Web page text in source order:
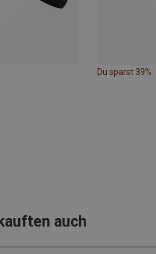
Du sparst 39%
auch